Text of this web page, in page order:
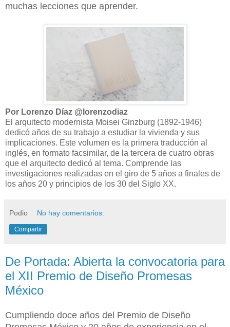
muchas lecciones que aprender.
Por Lorenzo Díaz @lorenzodiaz
El arquitecto modernista Moisei Ginzburg (1892-1946)
dedicó años de su trabajo a estudiar la vivienda y sus
implicaciones. Este volumen es la primera traducción al
inglés, en formato facsimilar, de la tercera de cuatro obras
que el arquitecto dedicó al tema. Comprende las
investigaciones realizadas en el giro de 5 años a finales de
los años 20 y principios de los 30 del Siglo XX.
Podio No hay comentarios:
Compartir
De Portada: Abierta la convocatoria para
el XII Premio de Diseño Promesas
México
Cumpliendo doce años del Premio de Diseño